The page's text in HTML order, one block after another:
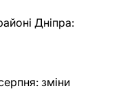
Дніпра:
зміни